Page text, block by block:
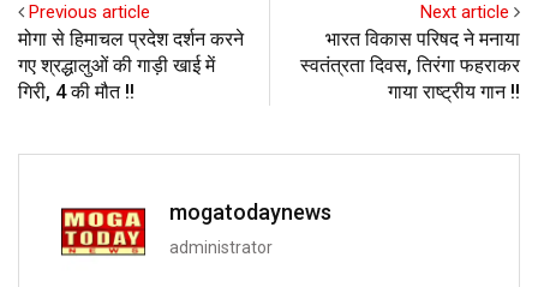
Previous article
मोगा से हिमाचल प्रदेश दर्शन करने
गए श्रद्धालुओं की गाड़ी खाई में
गिरी, 4 की मौत !!
Next article
भारत विकास परिषद ने मनाया
स्वतंत्रता दिवस, तिरंगा फहराकर
गाया राष्ट्रीय गान !!
mogatodaynews
administrator